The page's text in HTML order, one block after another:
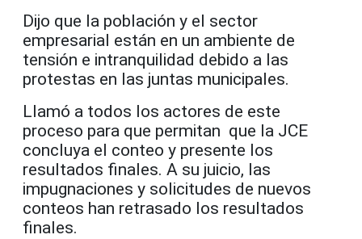
Dijo que la población y el sector
empresarial están en un ambiente de
tensión e intranquilidad debido a las
protestas en las juntas municipales.
Llamó a todos los actores de este
proceso para que permitan que la JCE
concluya el conteo y presente los
resultados finales. A su juicio, las
impugnaciones y solicitudes de nuevos
conteos han retrasado los resultados
finales.